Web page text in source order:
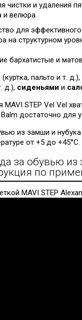
чистки и удаления
и велюра.
для
на структурном
бархатистые и
(куртка, пальто и т. д.),
д.), сиденьями и
STEP Vel Vel
достаточно для
из замши и нубука
от +5 до +45°C.
за обувью из
по
MAVI STEP